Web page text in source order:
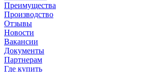
Преимущества
Производство
Отзывы
Новости
Вакансии
Документы
Партнерам
Где купить